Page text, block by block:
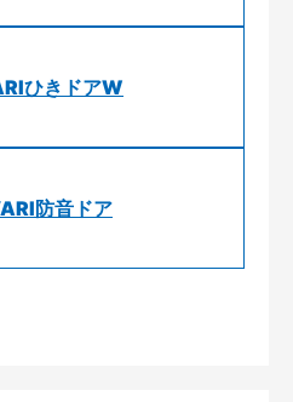
ひきドアW
防音ドア